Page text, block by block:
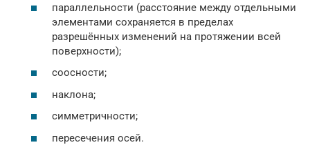
параллельности (расстояние между отдельными
элементами сохраняется в пределах
разрешённых изменений на протяжении всей
поверхности);
соосности;
наклона;
симметричности;
пересечения осей.